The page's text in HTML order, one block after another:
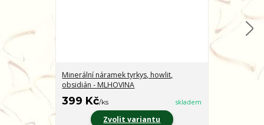
Minerální náramek tyrkys, howlit,
obsidián - MLHOVINA
399 Kč/ks skladem
Zvolit variantu
Minerální